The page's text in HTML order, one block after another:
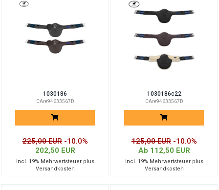
1030186
CAre94633567D
225,00 EUR -10.0%
202,50 EUR
incl. 19% Mehrwertsteuer plus
Versandkosten
1030186c22
CAre94633567D
125,00 EUR -10.0%
Ab 112,50 EUR
incl. 19% Mehrwertsteuer plus
Versandkosten